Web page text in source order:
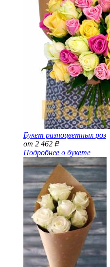
Букет разноцветных роз
от 2 462 Р
Подробнее о букете